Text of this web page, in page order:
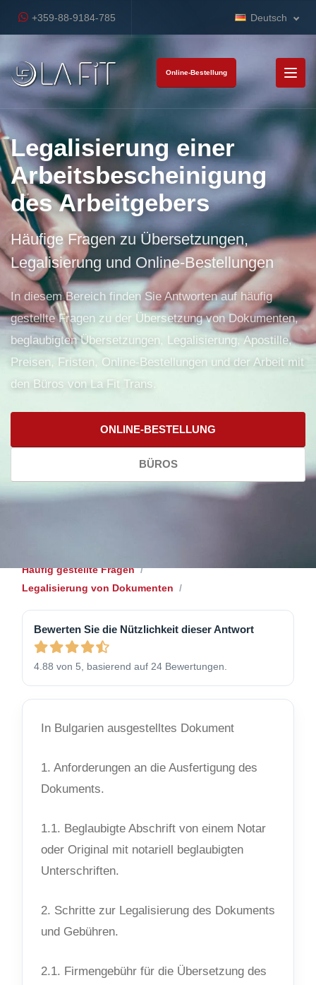
+359-88-9184-785 Deutsch
Online-Bestellung
Legalisierung einer
Arbeitsbescheinigung
des Arbeitgebers
Häufige Fragen zu Übersetzungen,
Legalisierung und Online-Bestellungen
In diesem Bereich finden Sie Antworten auf häufig
gestellte Fragen zu der Übersetzung von Dokumenten,
beglaubigten Übersetzungen, Legalisierung, Apostille,
Preisen, Fristen, Online-Bestellungen und der Arbeit mit
den Büros von La Fit Trans.
ONLINE-BESTELLUNG
BÜROS
Häufig gestellte Fragen
Legalisierung von Dokumenten
Bewerten Sie die Nützlichkeit dieser Antwort
4.88 von 5, basierend auf 24 Bewertungen.
In Bulgarien ausgestelltes Dokument
1. Anforderungen an die Ausfertigung des
Dokuments.
1.1. Beglaubigte Abschrift von einem Notar
oder Original mit notariell beglaubigten
Unterschriften.
2. Schritte zur Legalisierung des Dokuments
und Gebühren.
2.1. Firmengebühr für die Übersetzung des